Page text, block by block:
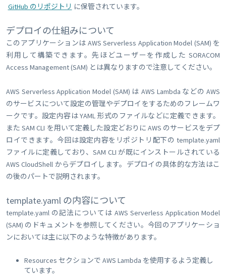
GitHub のリポジトリ に保管されています。
デプロイの仕組みについて
このアプリケーションは AWS Serverless Application Model (SAM) を
利用して構築できます。先ほどユーザーを作成した SORACOM
Access Management (SAM) とは異なりますので注意してください。
AWS Serverless Application Model (SAM) は AWS Lambda などの AWS
のサービスについて設定の管理やデプロイをするためのフレームワ
ークです。設定内容は YAML 形式のファイルなどに定義できます。
また SAM CLI を用いて定義した設定どおりに AWS のサービスをデプ
ロイできます。今回は設定内容をリポジトリ配下の template.yaml
ファイルに定義しており、SAM CLI が既にインストールされている
AWS CloudShell からデプロイします。デプロイの具体的な方法はこ
の後のパートで説明されます。
template.yaml の内容について
template.yaml の記法については AWS Serverless Application Model
(SAM) のドキュメントを参照してください。今回のアプリケーショ
ンにおいては主に以下のような特徴があります。
Resources セクションで AWS Lambda を使用するよう定義し
ています。